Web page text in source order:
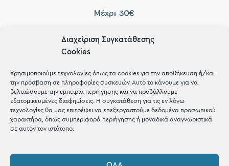
Διαχείριση Συγκατάθεσης
Cookies
Χρησιμοποιούμε τεχνολογίες όπως τα cookies για την αποθήκευση ή/και
την πρόσβαση σε πληροφορίες συσκευών. Αυτό το κάνουμε για να
βελτιώσουμε την εμπειρία περιήγησης και να προβάλλουμε
εξατομικευμένες διαφημίσεις. Η συγκατάθεση για τις εν λόγω
τεχνολογίες θα μας επιτρέψει να επεξεργαστούμε δεδομένα προσωπικού
χαρακτήρα, όπως συμπεριφορά περιήγησης ή μοναδικά αναγνωριστικά
σε αυτόν τον ιστότοπο.
Μέχρι 30€
Shop the look
ΚΑΤΑΣΤΗΜΑ
2421 217300